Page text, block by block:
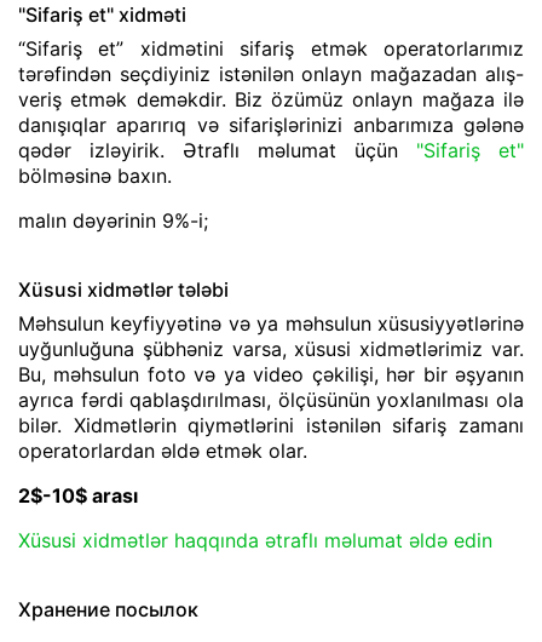
"Sifariş et" xidməti
“Sifariş et” xidmətini sifariş etmək operatorlarımız
tərəfindən seçdiyiniz istənilən onlayn mağazadan alış-
veriş etmək deməkdir. Biz özümüz onlayn mağaza ilə
danışıqlar aparırıq və sifarişlərinizi anbarımıza gələnə
qədər izləyirik. Ətraflı məlumat üçün "Sifariş et"
bölməsinə baxın.
malın dəyərinin 9%-i;
Xüsusi xidmətlər tələbi
Məhsulun keyfiyyətinə və ya məhsulun xüsusiyyətlərinə
uyğunluğuna şübhəniz varsa, xüsusi xidmətlərimiz var.
Bu, məhsulun foto və ya video çəkilişi, hər bir əşyanın
ayrıca fərdi qablaşdırılması, ölçüsünün yoxlanılması ola
bilər. Xidmətlərin qiymətlərini istənilən sifariş zamanı
operatorlardan əldə etmək olar.
2$-10$ arası
Xüsusi xidmətlər haqqında ətraflı məlumat əldə edin
Хранение посылок